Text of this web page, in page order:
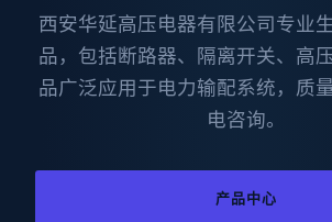
西安华延高压电器有限公司专业
品，包括断路器、隔离开关、高
品广泛应用于电力输配系统，质
电咨询。
产品中心